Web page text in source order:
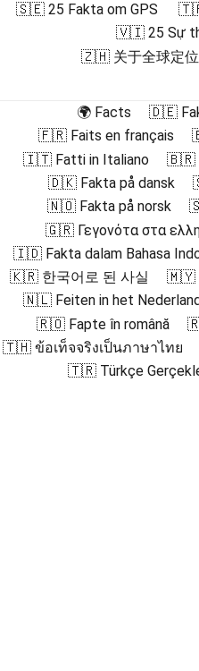
🇸🇪 25 Fakta om GPS
🇹🇷
🇻🇮 25 Sự
🇿🇭 关于全球定位
🌍 Facts
🇩🇪
🇫🇷 Faits en français
🇮🇹 Fatti in Italiano
🇧🇷
🇩🇰 Fakta på dansk
🇳🇴 Fakta på norsk
🇬🇷 Γεγονότα στα
🇮🇩 Fakta dalam Bahasa
🇰🇷 한국어로 된 사실
🇲🇾
🇳🇱 Feiten in het
🇷🇴 Fapte în română
🇹🇭 ข้อเท็จจริงเป็นภาษาไทย
🇹🇷 Türkçe